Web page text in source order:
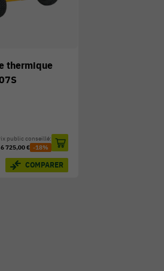
thermique
public conseillé:
6 725,00 € -18%
COMPARER